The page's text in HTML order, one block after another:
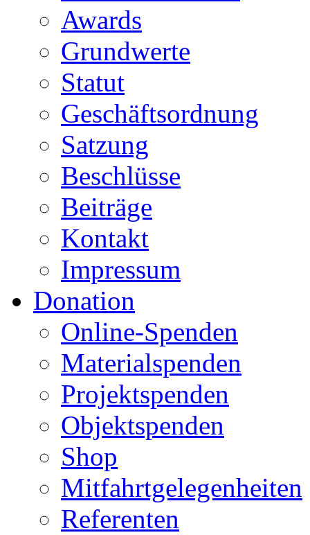
Awards
Grundwerte
Statut
Geschäftsordnung
Satzung
Beschlüsse
Beiträge
Kontakt
Impressum
Donation
Online-Spenden
Materialspenden
Projektspenden
Objektspenden
Shop
Mitfahrtgelegenheiten
Referenten